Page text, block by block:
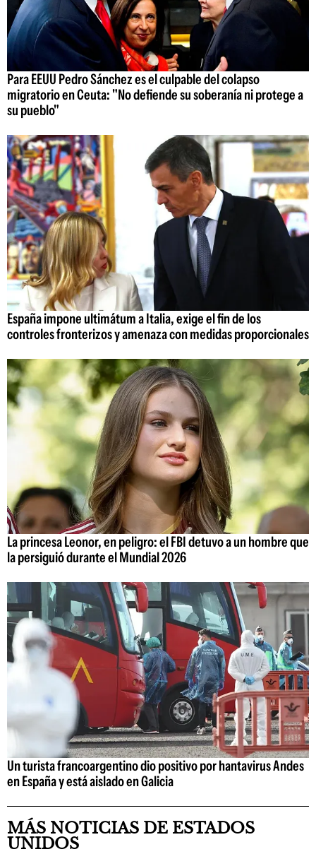
Para EEUU Pedro Sánchez es el culpable del colapso
migratorio en Ceuta: "No defiende su soberanía ni protege a
su pueblo"
España impone ultimátum a Italia, exige el fin de los
controles fronterizos y amenaza con medidas proporcionales
La princesa Leonor, en peligro: el FBI detuvo a un hombre que
la persiguió durante el Mundial 2026
Un turista francoargentino dio positivo por hantavirus Andes
en España y está aislado en Galicia
MÁS NOTICIAS DE ESTADOS
UNIDOS